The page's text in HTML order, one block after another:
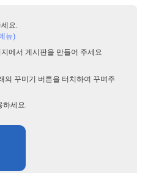
요.
뉴)
에서 게시판을 만들어 주세요
의 꾸미기 버튼을 터치하여 꾸며주
하세요.